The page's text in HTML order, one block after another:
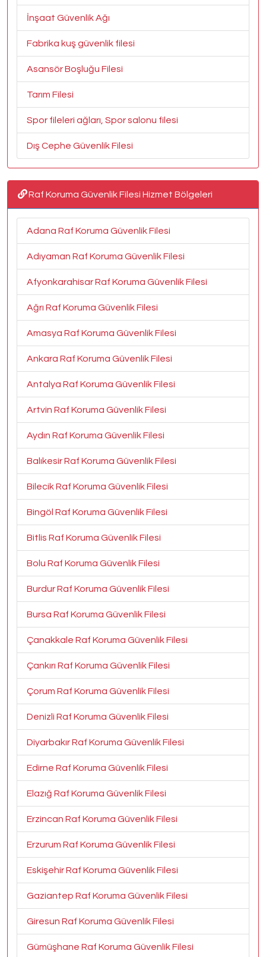
İnşaat Güvenlik Ağı
Fabrika kuş güvenlik filesi
Asansör Boşluğu Filesi
Tarım Filesi
Spor fileleri ağları, Spor salonu filesi
Dış Cephe Güvenlik Filesi
Raf Koruma Güvenlik Filesi Hizmet Bölgeleri
Adana Raf Koruma Güvenlik Filesi
Adıyaman Raf Koruma Güvenlik Filesi
Afyonkarahisar Raf Koruma Güvenlik Filesi
Ağrı Raf Koruma Güvenlik Filesi
Amasya Raf Koruma Güvenlik Filesi
Ankara Raf Koruma Güvenlik Filesi
Antalya Raf Koruma Güvenlik Filesi
Artvin Raf Koruma Güvenlik Filesi
Aydın Raf Koruma Güvenlik Filesi
Balıkesir Raf Koruma Güvenlik Filesi
Bilecik Raf Koruma Güvenlik Filesi
Bingöl Raf Koruma Güvenlik Filesi
Bitlis Raf Koruma Güvenlik Filesi
Bolu Raf Koruma Güvenlik Filesi
Burdur Raf Koruma Güvenlik Filesi
Bursa Raf Koruma Güvenlik Filesi
Çanakkale Raf Koruma Güvenlik Filesi
Çankırı Raf Koruma Güvenlik Filesi
Çorum Raf Koruma Güvenlik Filesi
Denizli Raf Koruma Güvenlik Filesi
Diyarbakır Raf Koruma Güvenlik Filesi
Edirne Raf Koruma Güvenlik Filesi
Elazığ Raf Koruma Güvenlik Filesi
Erzincan Raf Koruma Güvenlik Filesi
Erzurum Raf Koruma Güvenlik Filesi
Eskişehir Raf Koruma Güvenlik Filesi
Gaziantep Raf Koruma Güvenlik Filesi
Giresun Raf Koruma Güvenlik Filesi
Gümüşhane Raf Koruma Güvenlik Filesi